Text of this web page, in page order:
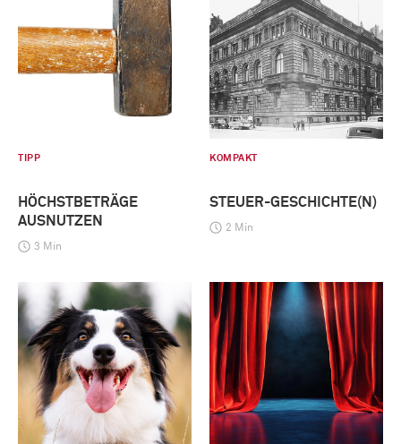
TIPP
HÖCHSTBETRÄGE
AUSNUTZEN
3 Min
KOMPAKT
STEUER-GESCHICHTE(N)
2 Min